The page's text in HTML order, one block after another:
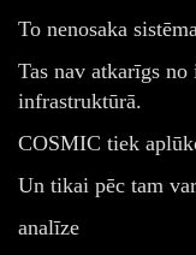
To nenosaka
Tas nav atkarīgs no
infrastruktūrā.
COSMIC tiek
Un tikai pēc tam
analīze